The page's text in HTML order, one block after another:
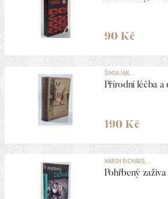
90 Kč
ŠIMSA JAN, ...
Přírodní léčba a
190 Kč
MARSH RICHARD, ...
Pohřbený zaživa